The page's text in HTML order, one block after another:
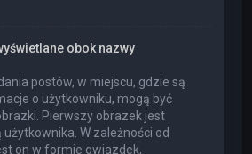
obok nazwy
postów, w miejscu, gdzie są
o użytkowniku, mogą być
Pierwszy obrazek jest
W zależności od
on w formie gwiazdek,